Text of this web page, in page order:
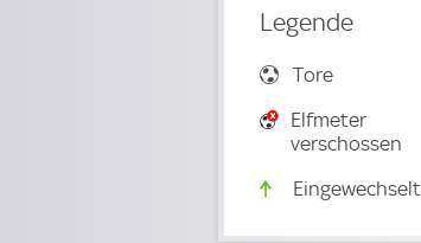
Legende
Tore
Elfmeter
verschossen
Eingewechselt